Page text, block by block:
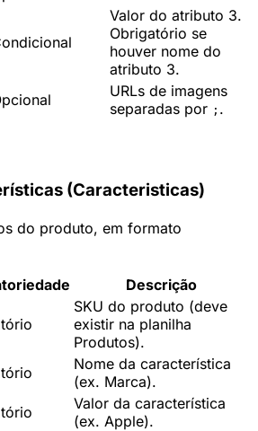
Valor do atributo 3.
Obrigatório se
houver nome do
atributo 3.
URLs de imagens
separadas por ; .
(Caracteristicas)
do produto, em formato
Descrição
SKU do produto (deve
existir na planilha
Produtos).
Nome da característica
(ex. Marca).
Valor da característica
(ex. Apple).